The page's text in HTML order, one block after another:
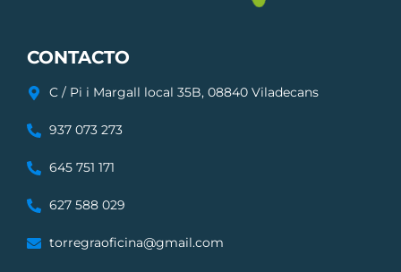
CONTACTO
C / Pi i Margall local 35B, 08840 Viladecans
937 073 273
645 751 171
627 588 029
torregraoficina@gmail.com